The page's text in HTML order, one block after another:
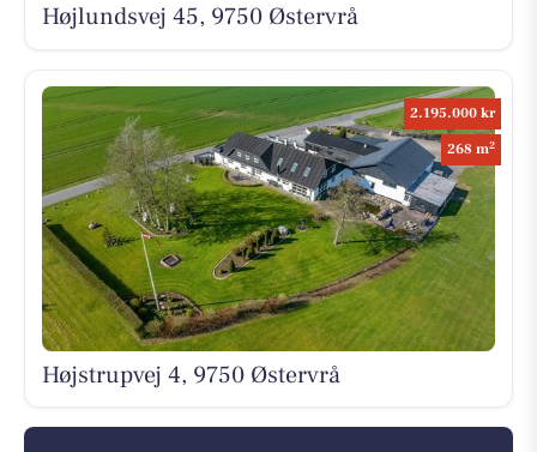
Højlundsvej 45, 9750 Østervrå
2.195.000 kr
268 m2
Højstrupvej 4, 9750 Østervrå